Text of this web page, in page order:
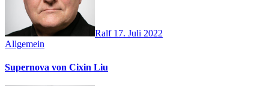
Ralf 17. Juli 2022
Allgemein
Supernova von Cixin Liu